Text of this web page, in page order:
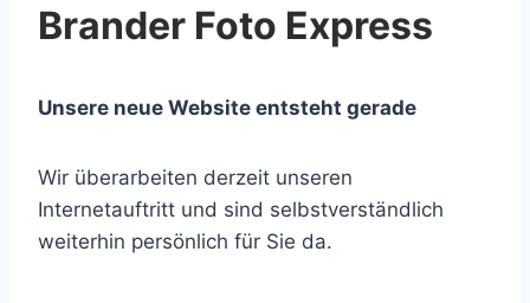
Brander Foto Express
Unsere neue Website entsteht gerade
Wir überarbeiten derzeit unseren
Internetauftritt und sind selbstverständlich
weiterhin persönlich für Sie da.